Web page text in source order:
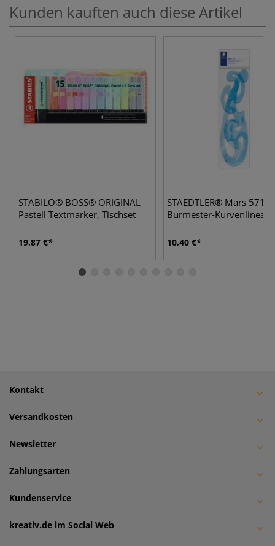
Kunden kauften auch diese Artikel
STABILO® BOSS® ORIGINAL
Pastell Textmarker, Tischset
19,87 €
STAEDTLER® Mars 571
Burmester-Kurvenlineal,
10,40 €
Kontakt
Versandkosten
Newsletter
Zahlungsarten
Kundenservice
kreativ.de im Social Web